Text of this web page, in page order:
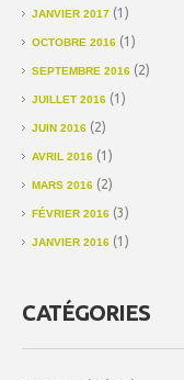
JANVIER 2017 (1)
OCTOBRE 2016 (1)
SEPTEMBRE 2016 (2)
JUILLET 2016 (1)
JUIN 2016 (2)
AVRIL 2016 (1)
MARS 2016 (2)
FÉVRIER 2016 (3)
JANVIER 2016 (1)
CATÉGORIES